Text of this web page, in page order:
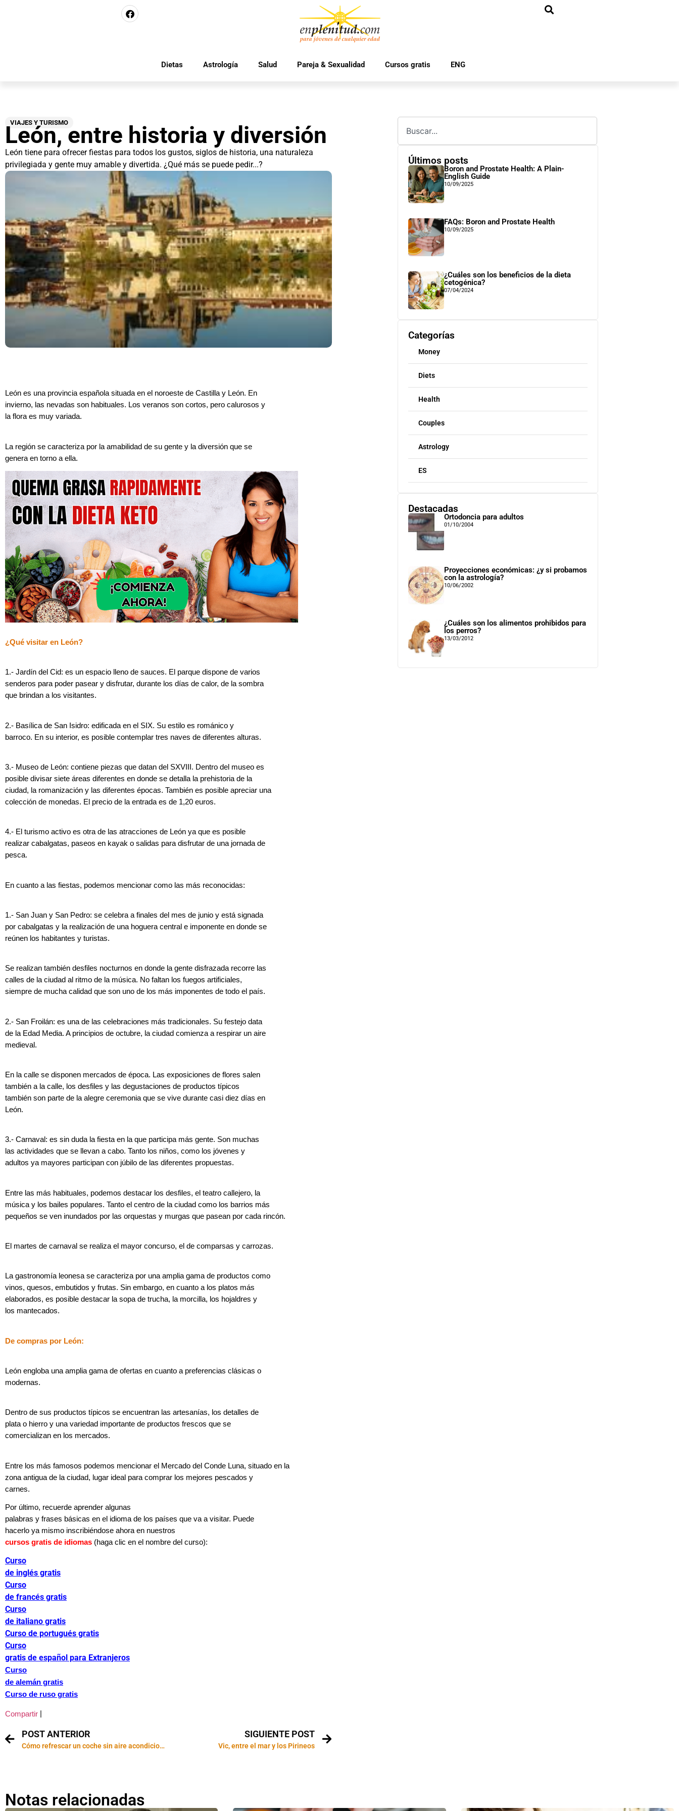
Dietas Astrología Salud Pareja & Sexualidad Cursos gratis ENG
VIAJES Y TURISMO
León, entre historia y diversión
León tiene para ofrecer fiestas para todos los gustos, siglos de historia, una naturaleza
privilegiada y gente muy amable y divertida. ¿Qué más se puede pedir...?
León es una provincia española situada en el noroeste de Castilla y León. En
invierno, las nevadas son habituales. Los veranos son cortos, pero calurosos y
la flora es muy variada.
La región se caracteriza por la amabilidad de su gente y la diversión que se
genera en torno a ella.
¿Qué visitar en León?
1.- Jardín del Cid: es un espacio lleno de sauces. El parque dispone de varios
senderos para poder pasear y disfrutar, durante los días de calor, de la sombra
que brindan a los visitantes.
2.- Basílica de San Isidro: edificada en el SIX. Su estilo es románico y
barroco. En su interior, es posible contemplar tres naves de diferentes alturas.
3.- Museo de León: contiene piezas que datan del SXVIII. Dentro del museo es
posible divisar siete áreas diferentes en donde se detalla la prehistoria de la
ciudad, la romanización y las diferentes épocas. También es posible apreciar una
colección de monedas. El precio de la entrada es de 1,20 euros.
4.- El turismo activo es otra de las atracciones de León ya que es posible
realizar cabalgatas, paseos en kayak o salidas para disfrutar de una jornada de
pesca.
En cuanto a las fiestas, podemos mencionar como las más reconocidas:
1.- San Juan y San Pedro: se celebra a finales del mes de junio y está signada
por cabalgatas y la realización de una hoguera central e imponente en donde se
reúnen los habitantes y turistas.
Se realizan también desfiles nocturnos en donde la gente disfrazada recorre las
calles de la ciudad al ritmo de la música. No faltan los fuegos artificiales,
siempre de mucha calidad que son uno de los más imponentes de todo el país.
2.- San Froilán: es una de las celebraciones más tradicionales. Su festejo data
de la Edad Media. A principios de octubre, la ciudad comienza a respirar un aire
medieval.
En la calle se disponen mercados de época. Las exposiciones de flores salen
también a la calle, los desfiles y las degustaciones de productos típicos
también son parte de la alegre ceremonia que se vive durante casi diez días en
León.
3.- Carnaval: es sin duda la fiesta en la que participa más gente. Son muchas
las actividades que se llevan a cabo. Tanto los niños, como los jóvenes y
adultos ya mayores participan con júbilo de las diferentes propuestas.
Entre las más habituales, podemos destacar los desfiles, el teatro callejero, la
música y los bailes populares. Tanto el centro de la ciudad como los barrios más
pequeños se ven inundados por las orquestas y murgas que pasean por cada rincón.
El martes de carnaval se realiza el mayor concurso, el de comparsas y carrozas.
La gastronomía leonesa se caracteriza por una amplia gama de productos como
vinos, quesos, embutidos y frutas. Sin embargo, en cuanto a los platos más
elaborados, es posible destacar la sopa de trucha, la morcilla, los hojaldres y
los mantecados.
De compras por León:
León engloba una amplia gama de ofertas en cuanto a preferencias clásicas o
modernas.
Dentro de sus productos típicos se encuentran las artesanías, los detalles de
plata o hierro y una variedad importante de productos frescos que se
comercializan en los mercados.
Entre los más famosos podemos mencionar el Mercado del Conde Luna, situado en la
zona antigua de la ciudad, lugar ideal para comprar los mejores pescados y
carnes.
Por último, recuerde aprender algunas
palabras y frases básicas en el idioma de los países que va a visitar. Puede
hacerlo ya mismo inscribiéndose ahora en nuestros
cursos gratis de idiomas (haga clic en el nombre del curso):
Curso
de inglés gratis
Curso
de francés gratis
Curso
de italiano gratis
Curso de portugués gratis
Curso
gratis de español para Extranjeros
Curso
de alemán gratis
Curso de ruso gratis
Compartir |
POST ANTERIOR
Cómo refrescar un coche sin aire acondicionado
SIGUIENTE POST
Vic, entre el mar y los Pirineos
Últimos posts
Boron and Prostate Health: A Plain-
English Guide
10/09/2025
FAQs: Boron and Prostate Health
10/09/2025
¿Cuáles son los beneficios de la dieta
cetogénica?
07/04/2024
Categorías
Money
Diets
Health
Couples
Astrology
ES
Destacadas
Ortodoncia para adultos
01/10/2004
Proyecciones económicas: ¿y si probamos
con la astrología?
10/06/2002
¿Cuáles son los alimentos prohibidos para
los perros?
13/03/2012
Notas relacionadas